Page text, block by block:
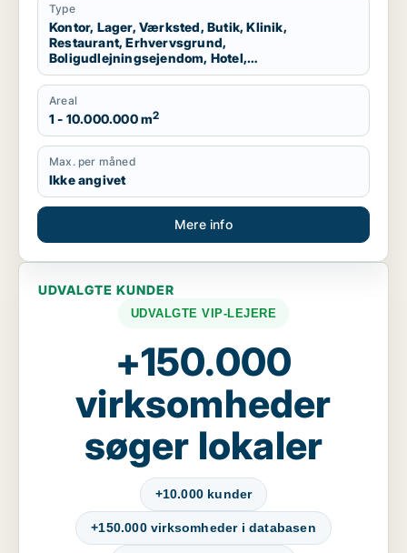
Type
Kontor, Lager, Værksted, Butik, Klinik,
Restaurant, Erhvervsgrund,
Boligudlejningsejendom, Hotel,
Produktionslokaler
Areal
1 - 10.000.000 m2
Max. per måned
Ikke angivet
Mere info
UDVALGTE KUNDER
UDVALGTE VIP-LEJERE
+150.000
virksomheder
søger lokaler
+10.000 kunder
+150.000 virksomheder i databasen